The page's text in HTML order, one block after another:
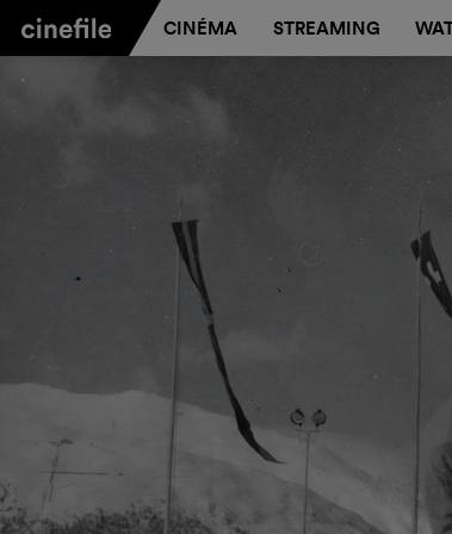
CINÉMA STREAMING